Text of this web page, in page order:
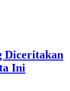
Diceritakan
Ini